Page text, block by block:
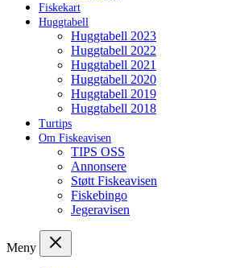
Fiskekart
Huggtabell
Huggtabell 2023
Huggtabell 2022
Huggtabell 2021
Huggtabell 2020
Huggtabell 2019
Huggtabell 2018
Turtips
Om Fiskeavisen
TIPS OSS
Annonsere
Støtt Fiskeavisen
Fiskebingo
Jegeravisen
Meny